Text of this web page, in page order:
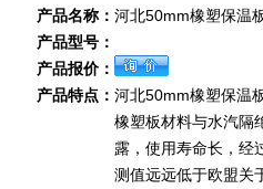
产品名称： 河北50mm橡塑保温
产品型号：
产品报价：
产品特点： 河北50mm橡塑保温
橡塑板材料与水汽隔
露，使用寿命长，经
测值远远低于欧盟关